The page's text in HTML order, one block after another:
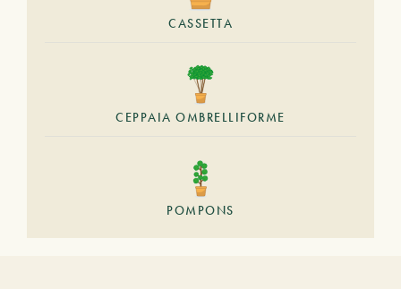
CASSETTA
CEPPAIA OMBRELLIFORME
POMPONS